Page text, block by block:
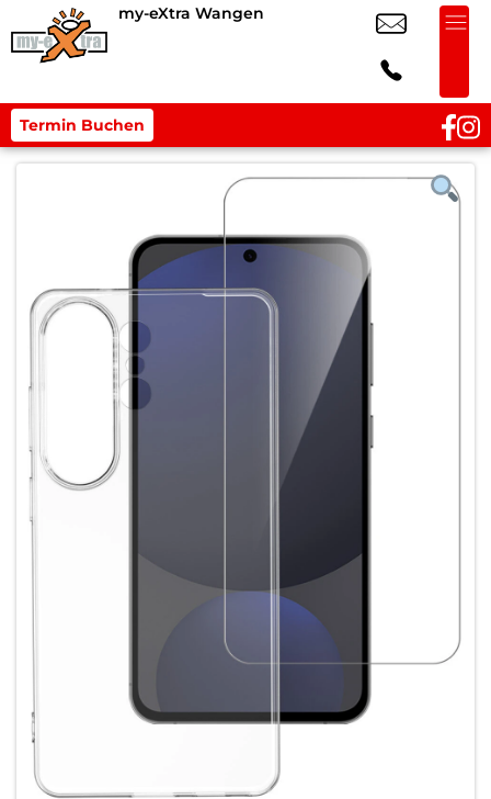
my-eXtra Wangen
Termin Buchen